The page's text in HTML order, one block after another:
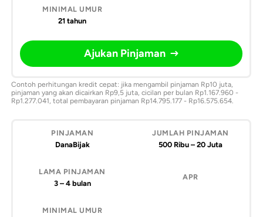
21 tahun
Ajukan Pinjaman
Contoh perhitungan kredit cepat: jika mengambil pinjaman Rp10 juta,
pinjaman yang akan dicairkan Rp9,5 juta, cicilan per bulan Rp1.167.960 -
Rp1.277.041, total pembayaran pinjaman Rp14.795.177 - Rp16.575.654.
DanaBijak 500 Ribu – 20 Juta
3 – 4 bulan